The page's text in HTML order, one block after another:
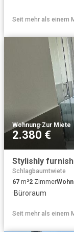
Seit mehr als einem
Wohnung·Zur Miete
2.380 €
Schlagbaumtwiete
67 m²2 Zimmer
·Büroraum
Seit mehr als einem